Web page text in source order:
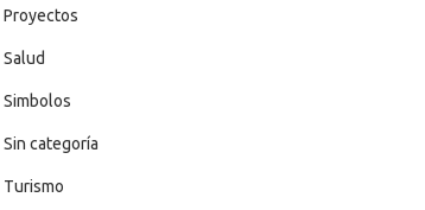
Proyectos
Salud
Simbolos
Sin categoría
Turismo